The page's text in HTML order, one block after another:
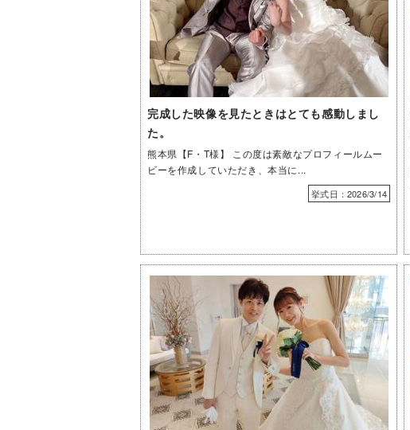
完成した映像を見たときはとても感動しまし
た。
熊本県【F・T様】 この度は素敵なプロフィールムー
ビーを作成していただき、本当に...
挙式日：2026/3/14